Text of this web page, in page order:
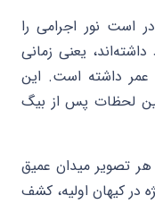
است نور اجرامی را
داشته‌اند، یعنی زمانی
میلیون سال عمر داشته است. این
لحظات پس از بیگ
تصویر میدان عمیق
در کیهان اولیه، کشف